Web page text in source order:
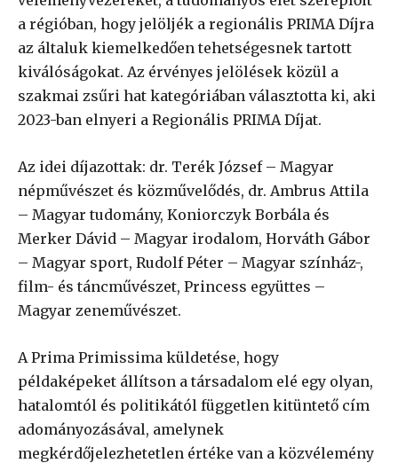
a régióban, hogy jelöljék a regionális PRIMA Díjra
az általuk kiemelkedően tehetségesnek tartott
kiválóságokat. Az érvényes jelölések közül a
szakmai zsűri hat kategóriában választotta ki, aki
2023-ban elnyeri a Regionális PRIMA Díjat.
Az idei díjazottak: dr. Terék József – Magyar
népművészet és közművelődés, dr. Ambrus Attila
– Magyar tudomány, Koniorczyk Borbála és
Merker Dávid – Magyar irodalom, Horváth Gábor
– Magyar sport, Rudolf Péter – Magyar színház-,
film- és táncművészet, Princess együttes –
Magyar zeneművészet.
A Prima Primissima küldetése, hogy
példaképeket állítson a társadalom elé egy olyan,
hatalomtól és politikától független kitüntető cím
adományozásával, amelynek
megkérdőjelezhetetlen értéke van a közvélemény